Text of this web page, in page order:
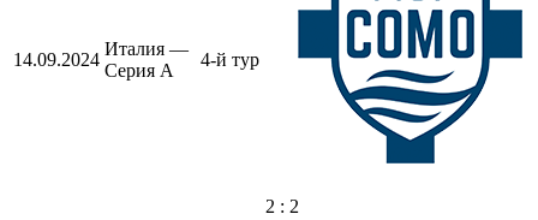
14.09.2024
Италия —
Серия А
4-й тур
2 : 2